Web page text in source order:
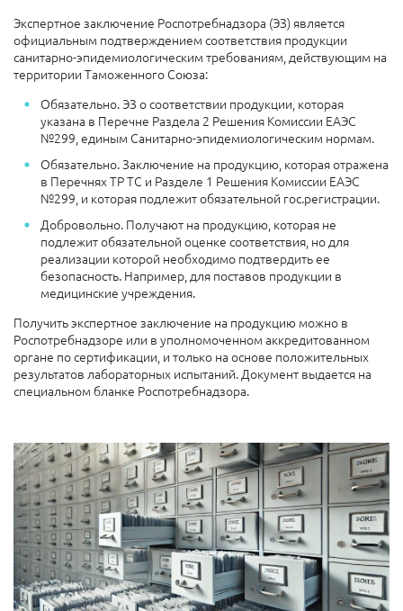
Экспертное заключение Роспотребнадзора (ЭЗ) является
официальным подтверждением соответствия продукции
санитарно-эпидемиологическим требованиям, действующим на
территории Таможенного Союза:
Обязательно. ЭЗ о соответствии продукции, которая
указана в Перечне Раздела 2 Решения Комиссии ЕАЭС
№299, единым Санитарно-эпидемиологическим нормам.
Обязательно. Заключение на продукцию, которая отражена
в Перечнях ТР ТС и Разделе 1 Решения Комиссии ЕАЭС
№299, и которая подлежит обязательной гос.регистрации.
Добровольно. Получают на продукцию, которая не
подлежит обязательной оценке соответствия, но для
реализации которой необходимо подтвердить ее
безопасность. Например, для поставов продукции в
медицинские учреждения.
Получить экспертное заключение на продукцию можно в
Роспотребнадзоре или в уполномоченном аккредитованном
органе по сертификации, и только на основе положительных
результатов лабораторных испытаний. Документ выдается на
специальном бланке Роспотребнадзора.